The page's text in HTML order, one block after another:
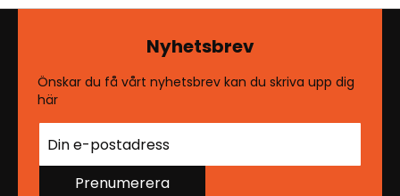
Nyhetsbrev
Önskar du få vårt nyhetsbrev kan du skriva upp dig
här
Prenumerera